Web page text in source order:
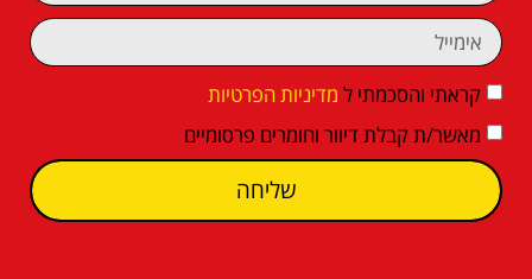
קראתי והסכמתי ל מדיניות הפרטיות
מאשר/ת קבלת דיוור וחומרים פרסומיים
שליחה